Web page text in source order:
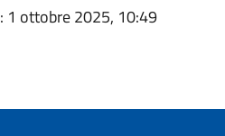
: 1 ottobre 2025, 10:49